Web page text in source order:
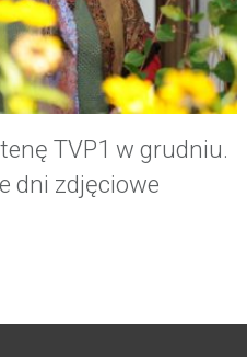
TVP1 w grudniu.
dni zdjęciowe